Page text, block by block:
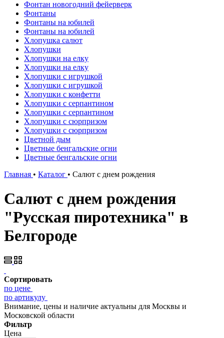
Фонтан новогодний фейерверк
Фонтаны
Фонтаны на юбилей
Фонтаны на юбилей
Хлопушка салют
Хлопушки
Хлопушки на елку
Хлопушки на елку
Хлопушки с игрушкой
Хлопушки с игрушкой
Хлопушки с конфетти
Хлопушки с серпантином
Хлопушки с серпантином
Хлопушки с сюрпризом
Хлопушки с сюрпризом
Цветной дым
Цветные бенгальские огни
Цветные бенгальские огни
Главная • Каталог • Салют с днем рождения
Салют с днем рождения
"Русская пиротехника" в
Белгороде
Сортировать
по цене
по артикулу
Внимание, цены и наличие актуальны для Москвы и
Московской области
Фильтр
Цена